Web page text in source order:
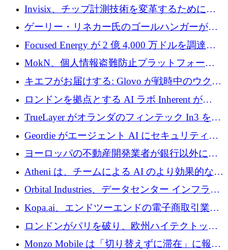
Europe」キャンペーン
Invisix、チップ計測技術を変革するために
2,000 万ユーロのシードラウンドを完了
ゲーリー・リネカー氏のゴールハンガーがVC
事業を開始
Focused Energy が 2 億 4,000 万ドルを調達、
TrueLayer が In3 を買収、ロンドンが首位の座
を奪還
MokN、個人情報盗難防止プラットフォーム
の成長のためにシリーズ A で 1,500 万ドルを
調達
キエフがお届けする: Glovo が戦時中のウクラ
イナで最も急速に成長する市場の 1 つをどの
ように拡大したか
ロンドンを拠点とする AI ラボ Inherent が
5,000 万ドルの資金調達でステルスから浮上
TrueLayer がオランダのフィンテック In3 を買
収、チェックアウト時にクレジットを提供
Geordie がエージェント AI にセキュリティと
ガバナンスをもたらすために 3,000 万ドルを
ヨーロッパの不動産開発業者が銀行以外にも
目を向けているため、InRentoの資金調達額は
1億ユーロを突破
Atheni は、チームによる AI のより効果的な使
用を支援するために 35 万ポンドを確保
Orbital Industries、データセンター インフラス
トラクチャ システムの拡張に 5,000 万ドルを
確保
Kopa.ai、エンドツーエンドの電子商取引業務
用の AI エージェントを構築するために 200
万ユーロを調達
ロンドンがパリを破り、欧州ハイテクトップ
の座を奪還
Monzo Mobile は「切り替えずに滞在」に報酬